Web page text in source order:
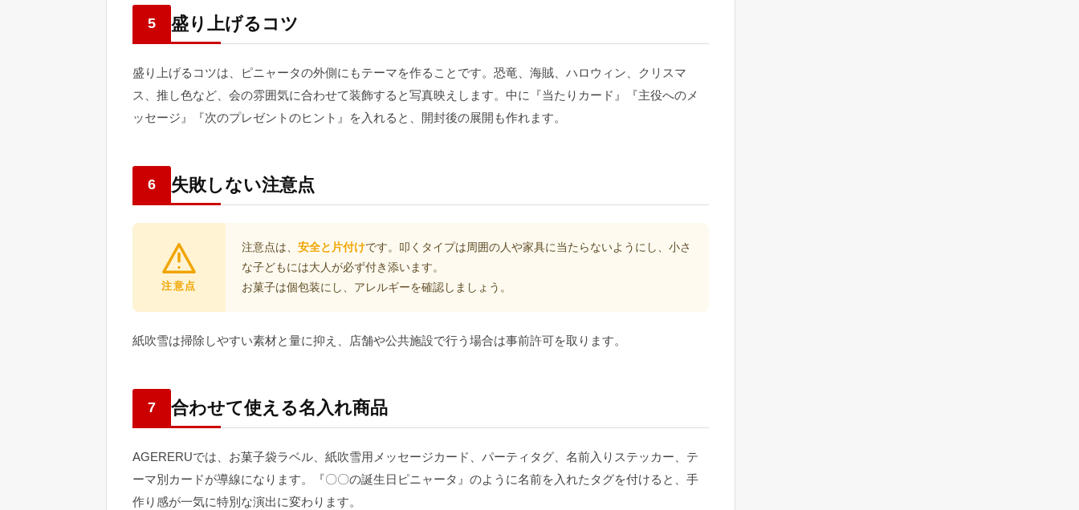
5 盛り上げるコツ
盛り上げるコツは、ピニャータの外側にもテーマを作ることです。恐竜、海賊、ハロウィン、クリスマ
ス、推し色など、会の雰囲気に合わせて装飾すると写真映えします。中に『当たりカード』『主役へのメ
ッセージ』『次のプレゼントのヒント』を入れると、開封後の展開も作れます。
6 失敗しない注意点
注意点
注意点は、 安全と片付けです。叩くタイプは周囲の人や家具に当たらないようにし、小さ
な子どもには大人が必ず付き添います。
お菓子は個包装にし、アレルギーを確認しましょう。
紙吹雪は掃除しやすい素材と量に抑え、店舗や公共施設で行う場合は事前許可を取ります。
7 合わせて使える名入れ商品
AGERERUでは、お菓子袋ラベル、紙吹雪用メッセージカード、パーティタグ、名前入りステッカー、テ
ーマ別カードが導線になります。『〇〇の誕生日ピニャータ』のように名前を入れたタグを付けると、手
作り感が一気に特別な演出に変わります。